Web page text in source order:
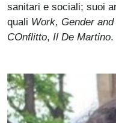
sanitari e sociali; suoi
quali Work, Gender
COnflitto, Il De Martino.
Immagine